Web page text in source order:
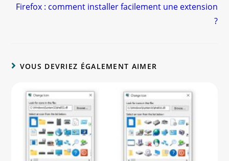
Firefox : comment installer facilement une extension
?
VOUS DEVRIEZ ÉGALEMENT AIMER